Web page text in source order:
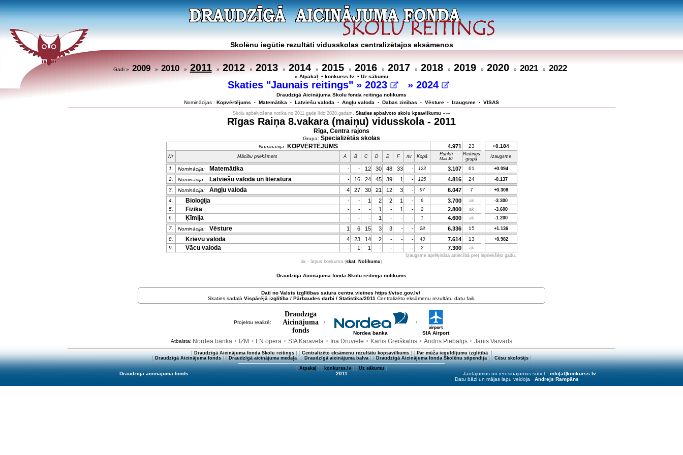
Skolēnu iegūtie rezultāti vidusskolas centralizētajos eksāmenos
Gadi » 2009» 2010» 2011» 2012» 2013» 2014» 2015» 2016» 2017 » 2018» 2019» 2020» 2021» 2022
« Atpakaļ • konkurss.lv • Uz sākumu
Skaties "Jaunais reitings" »2023 » 2024
Draudzīgā Aicinājuma Skolu fonda reitinga nolikums
Nominācijas : Kopvērtējums • Matemātika • Latviešu valoda • Angļu valoda • Dabas zinības • Vēsture • Izaugsme • VISAS
Skolu apbalvošana notika no 2011.gada līdz 2020.gadam. Skaties apbalvoto skolu kpsavilkumu »»»
Rīgas Raiņa 8.vakara (maiņu) vidusskola - 2011
Rīga, Centra rajons
Grupa: Specializētās skolas
Nominācija: KOPVĒRTĒJUMS 4.971 23 +0.184
Nr Mācību priekšmets A B C D E F nv Kopā Punkti
Max 10
Reitings
grupā
Izaugsme
1. Nominācija: Matemātika - - 12 30 48 33 - 123 3.107 61 +0.094
2. Nominācija: Latviešu valoda un literatūra - 16 24 45 39 1 - 125 4.816 24 -0.137
3. Nominācija: Angļu valoda 4 27 30 21 12 3 - 97 6.047 7 +0.308
4. Bioloģija - - 1 2 2 1 - 6 3.700 ak -3.300
5. Fizika - - - 1 - 1 - 2 2.800 ak -3.600
6. Ķīmija - - - 1 - - - 1 4.600 ak -1.200
7. Nominācija: Vēsture 1 6 15 3 3 - - 28 6.336 15 +1.136
8. Krievu valoda 4 23 14 2 - - - 43 7.614 13 +0.982
9. Vācu valoda - 1 1 - - - - 2 7.300
ak
Izaugsme aprēķināta attiecībā pret iepriekšējo gadu.
ak - ārpus konkursa (skat. Nolikumu)
Draudzīgā Aicinājuma fonda Skolu reitinga nolikums
Dati no Valsts izglītības satura centra vietnes https://visc.gov.lv/
Skaties sadaļā Vispārējā izglītība / Pārbaudes darbi / Statistika/2011 Centralizēto eksāmenu rezultātu datu faili.
Projektu realizē:
Draudzīgā
Aicinājuma
fonds
•
Nordea banka
•
SIA Airport
Atbalsta: Nordea banka • IZM • LN opera • SIA Karavela • Ina Druviete • Kārlis Greiškalns • Andris Piebalgs • Jānis Vaivads
[ Draudzīgā Aicinājuma fonda Skolu reitings] [ Centralizēto eksāmenu rezultātu kopsavilkums] [ Par mūža ieguldījumu izglītībā ]
[Draudzīgā Aicinājuma fonds] [Draudzīgā aicinājuma medaļa] [Draudzīgā aicinājuma balva] [Draudzīgā Aicinājuma fonda Skolēnu stipendija] [Cēsu skolotājs]
[Atpakaļ] [konkurss.lv] [Uz sākumu]
Draudzīgā aicinājuma fonds 2011 Jautājumus un ierosinājumus sūtiet info[at]konkurss.lv
Datu bāzi un mājas lapu veidoja Andrejs Rampāns